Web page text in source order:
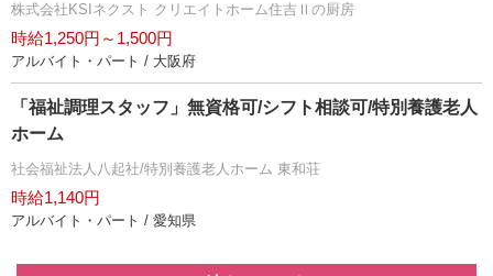
株式会社KSIネクスト クリエイトホーム住吉Ⅱの厨房
時給1,250円～1,500円
アルバイト・パート / 大阪府
「福祉調理スタッフ」無資格可/シフト相談可/特別養護老人
ホーム
社会福祉法人八起社/特別養護老人ホーム 東和荘
時給1,140円
アルバイト・パート / 愛知県